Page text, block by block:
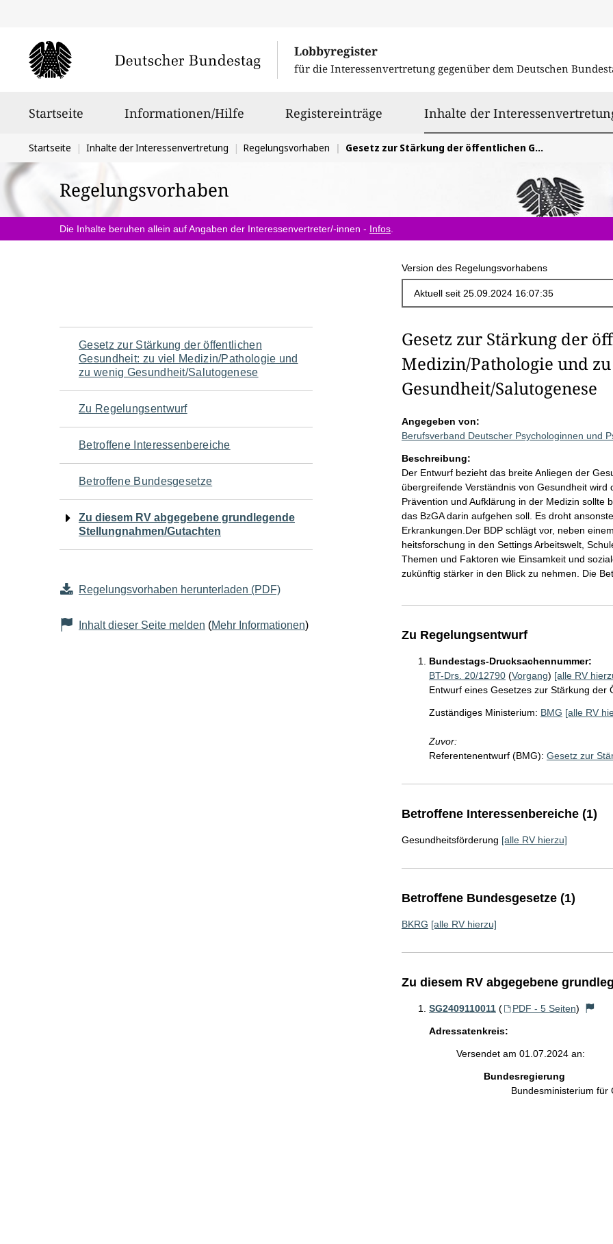
Lobbyregister
für die Interessenvertretung gegenüber dem Deutschen
Startseite Informationen/Hilfe Registereinträge Inhalte der
Sie
befinden
sich
hier:
Startseite Inhalte der Interessenvertretung Regelungsvorhaben Gesetz zur Stärkung der öffentlichen Gesundheit: zu viel Medizin/Pathologie und zu wenig Gesundheit/Salutogenese
Regelungsvorhaben
Die Inhalte beruhen allein auf Angaben der Interessenvertreter/-innen - Infos
Version des Regelungsvorhabens
Navigation
für
den
Seiteninhalt
Gesetz zur Stärkung der öffentlichen
Gesundheit: zu viel Medizin/Pathologie und
zu wenig Gesundheit/Salutogenese
Zu Regelungsentwurf
Betroffene Interessenbereiche
Betroffene Bundesgesetze
Zu diesem RV abgegebene grundlegende
Stellungnahmen/Gutachten
Regelungsvorhaben herunterladen (PDF)
Inhalt dieser Seite melden (Mehr Informationen)
Gesetz zur Stärkung der
Medizin/Pathologie und
Gesundheit/Salutogenese
Angegeben von:
Berufsverband Deutscher Psychologinnen und
Beschreibung:
Der Entwurf bezieht das breite Anliegen der
übergreifende Verständnis von Gesundheit
Prävention und Aufklärung in der Medizin sollte
das BzGA darin aufgehen soll. Es droht
Erkrankungen.Der BDP schlägt vor, neben
heitsforschung in den Settings Arbeitswelt,
Themen und Faktoren wie Einsamkeit und
zukünftig stärker in den Blick zu nehmen. Die
Zu Regelungsentwurf
Bundestags-Drucksachennummer:
BT-Drs. 20/12790(Vorgang) [alle RV
Entwurf eines Gesetzes zur Stärkung der
Zuständiges Ministerium: BMG [alle RV
Zuvor:
Referentenentwurf (BMG): Gesetz zur
Betroffene Interessenbereiche (1)
Gesundheitsförderung [alle RV hierzu]
Betroffene Bundesgesetze (1)
BKRG [alle RV hierzu]
Zu diesem RV abgegebene
SG2409110011 ( PDF - 5 Seiten)
Adressatenkreis:
Versendet am 01.07.2024 an:
Bundesregierung
Bundesministerium